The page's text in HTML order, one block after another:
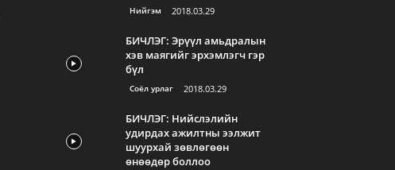
Нийгэм 2018.03.29
БИЧЛЭГ: Эрүүл амьдралын
хэв маягийг эрхэмлэгч гэр
бүл
Соёл урлаг 2018.03.29
БИЧЛЭГ: Нийслэлийн
удирдах ажилтны ээлжит
шуурхай зөвлөгөөн
өнөөдөр боллоо